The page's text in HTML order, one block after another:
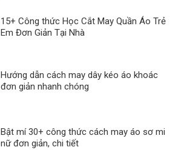
15+ Công thức Học Cắt May Quần Áo Trẻ
Em Đơn Giản Tại Nhà
Hướng dẫn cách may dây kéo áo khoác
đơn giản nhanh chóng
Bật mí 30+ công thức cách may áo sơ mi
nữ đơn giản, chi tiết